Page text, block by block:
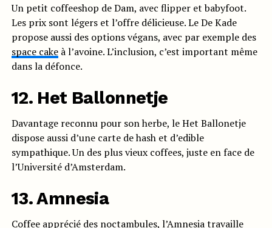
Un petit coffeeshop de Dam, avec flipper et babyfoot.
Les prix sont légers et l’offre délicieuse. Le De Kade
propose aussi des options végans, avec par exemple des
space cakeà l’avoine. L’inclusion, c’est important même
dans la défonce.
12. Het Ballonnetje
Davantage reconnu pour son herbe, le Het Ballonetje
dispose aussi d’une carte de hash et d’edible
sympathique. Un des plus vieux coffees, juste en face de
l’Université d’Amsterdam.
13. Amnesia
Coffee apprécié des noctambules, l’Amnesiatravaille